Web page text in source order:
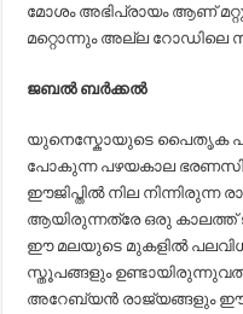
മോശം അഭിപ്രായം ആണ്
മറ്റൊന്നും അല്ല റോഡിലെ
ജബൽ ബർക്കൽ
യുനെസ്കോയുടെ പൈതൃക
പോകുന്ന പഴയകാല
ഈജിപ്തിൽ നില നിന്നിരുന്ന
ആയിരുന്നത്രേ ഒരു
ഈ മലയുടെ മുകളിൽ
സ്തൂപങ്ങളും
അറേബ്യൻ രാജ്യങ്ങളും